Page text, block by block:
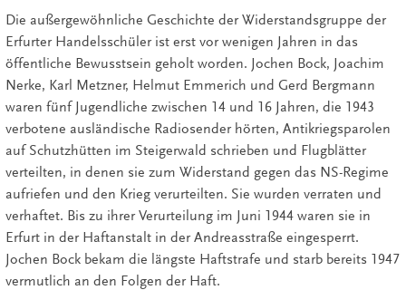
Die außergewöhnliche Geschichte der Widerstandsgruppe der
Erfurter Handelsschüler ist erst vor wenigen Jahren in das
öffentliche Bewusstsein geholt worden. Jochen Bock, Joachim
Nerke, Karl Metzner, Helmut Emmerich und Gerd Bergmann
waren fünf Jugendliche zwischen 14 und 16 Jahren, die 1943
verbotene ausländische Radiosender hörten, Antikriegsparolen
auf Schutzhütten im Steigerwald schrieben und Flugblätter
verteilten, in denen sie zum Widerstand gegen das NS-Regime
aufriefen und den Krieg verurteilten. Sie wurden verraten und
verhaftet. Bis zu ihrer Verurteilung im Juni 1944 waren sie in
Erfurt in der Haftanstalt in der Andreasstraße eingesperrt.
Jochen Bock bekam die längste Haftstrafe und starb bereits 1947
vermutlich an den Folgen der Haft.